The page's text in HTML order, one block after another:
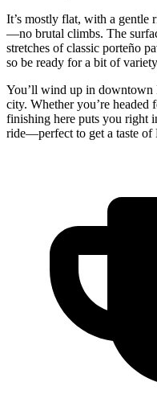
It’s mostly flat, with a gentle
—no brutal climbs. The
stretches of classic porteño
so be ready for a bit of
You’ll wind up in downtown
city. Whether you’re headed
finishing here puts you right
ride—perfect to get a taste of